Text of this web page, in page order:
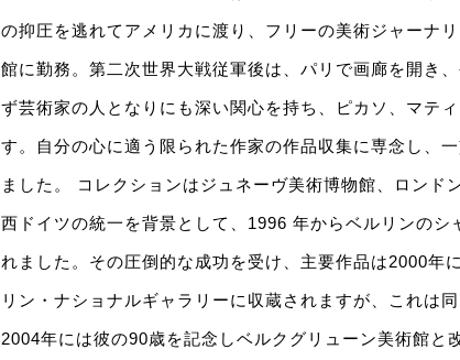
の抑圧を逃れてアメリカに渡り、フリーの美術ジャーナ
館に勤務。第二次世界大戦従軍後は、パリで画廊を開き
ず芸術家の人となりにも深い関心を持ち、ピカソ、マテ
す。自分の心に適う限られた作家の作品収集に専念し、
ました。 コレクションはジュネーヴ美術博物館、ロンド
西ドイツの統一を背景として、1996 年からベルリンの
れました。その圧倒的な成功を受け、主要作品は2000年
リン・ナショナルギャラリーに収蔵されますが、これは
2004年には彼の90歳を記念しベルクグリューン美術館と